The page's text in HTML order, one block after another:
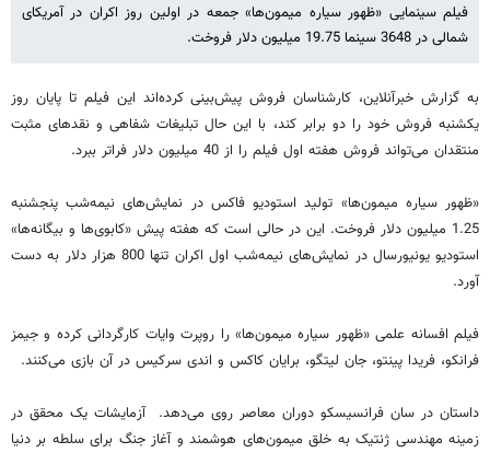
فیلم سینمایی «ظهور سیاره میمون‌ها» جمعه در اولین روز اکران در آمریکای
شمالی در 3648 سینما 19.75 میلیون دلار فروخت.
به گزارش خبرآنلاین، کارشناسان فروش پیش‌بینی کرده‌اند این فیلم تا پایان روز
یکشنبه فروش خود را دو برابر کند، با این حال تبلیغات شفاهی و نقدهای مثبت
منتقدان می‌تواند فروش هفته اول فیلم را از 40 میلیون دلار فراتر ببرد.
«ظهور سیاره میمون‌ها» تولید استودیو فاکس در نمایش‌های نیمه‌شب پنجشنبه
1.25 میلیون دلار فروخت. این در حالی است که هفته پیش «کابوی‌ها و بیگانه‌ها»
استودیو یونیورسال در نمایش‌های نیمه‌شب اول اکران تنها 800 هزار دلار به دست
آورد.
فیلم افسانه علمی «ظهور سیاره میمون‌ها» را روپرت وایات کارگردانی کرده و جیمز
فرانکو، فریدا پینتو، جان لیتگو، برایان کاکس و اندی سرکیس در آن بازی می‌کنند.
داستان در سان فرانسیسکو دوران معاصر روی می‌دهد. آزمایشات یک محقق در
زمینه مهندسی ژنتیک به خلق میمون‌های هوشمند و آغاز جنگ برای سلطه بر دنیا